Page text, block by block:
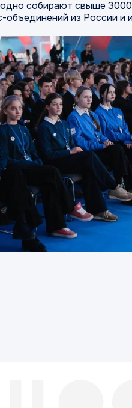
собирают свыше
объединений из России и